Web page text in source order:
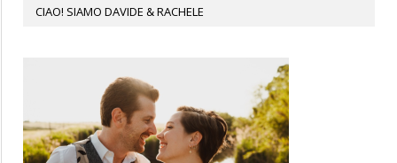
CIAO! SIAMO DAVIDE & RACHELE